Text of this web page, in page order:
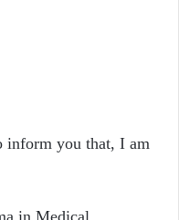
inform you that, I am
in Medical